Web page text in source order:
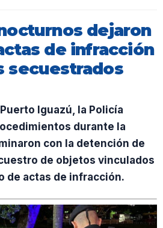
dejaron
de infracción
secuestrados
Puerto Iguazú, la Policía
durante la
con la detención de
de objetos vinculados
de actas de infracción.